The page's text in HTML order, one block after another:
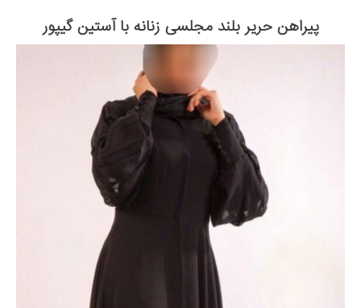
پیراهن حریر بلند مجلسی زنانه با آستین گیپور